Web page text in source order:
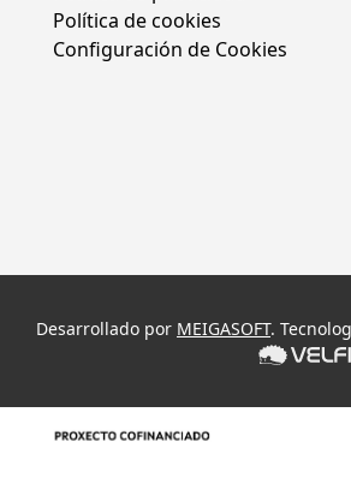
Política de cookies
Configuración de Cookies
Desarrollado por MEIGASOFT.